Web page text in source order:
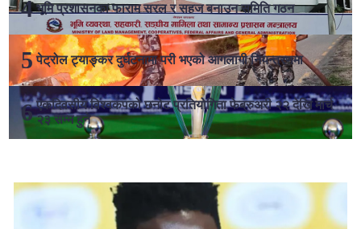
भूमि प्रशासनका फाराम सरल र सहज बनाउन समिति गठन
पेट्रोल ट्याङ्कर दुर्घटनामा परी भएको आगलागी नियन्त्रणमा
एकदिवसीय विश्वकपको छनोट प्रतियोगिता फेब्रुअरी २२ देखि मार्च
२३ सम्म हुने